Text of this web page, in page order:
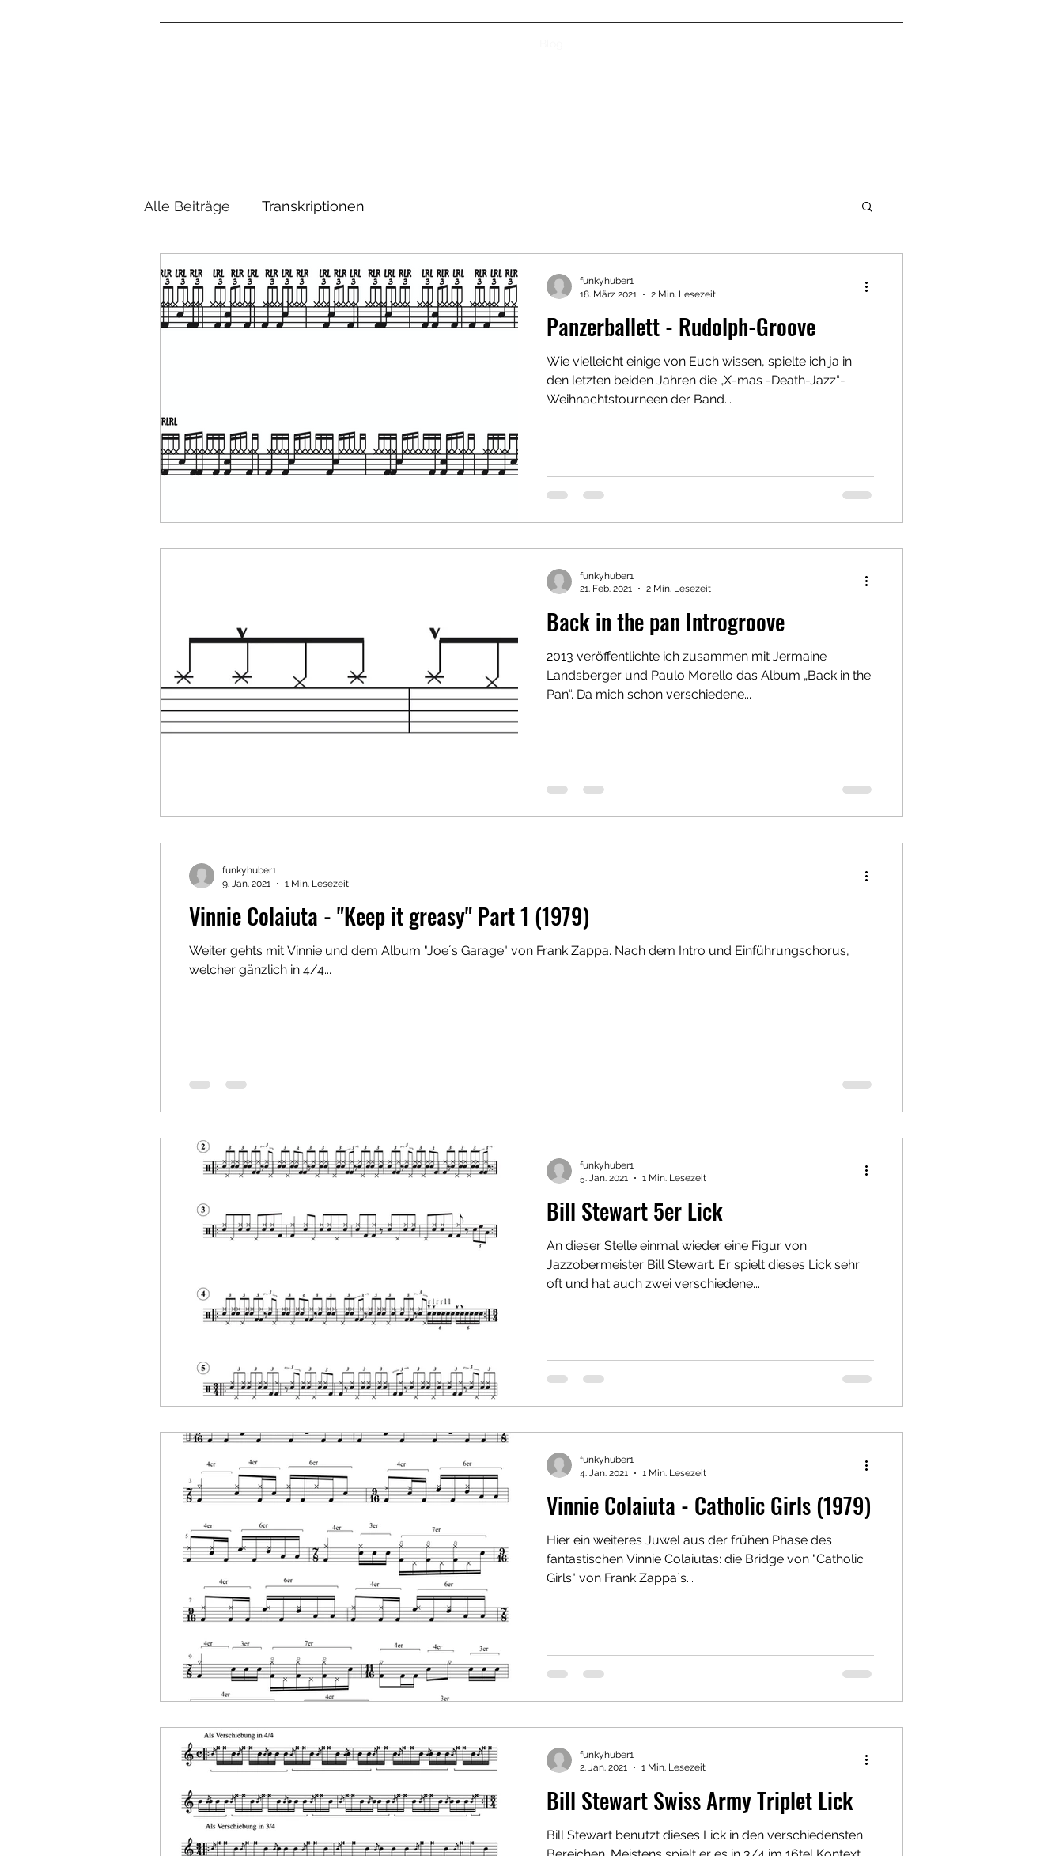
Alle Beiträge Transkriptionen
Panzerballett - Rudolph-Groove
Wie vielleicht einige von Euch wissen, spielte ich ja in
den letzten beiden Jahren die „X-mas -Death-Jazz“-
Weihnachtstourneen der Band...
funkyhuber1
18. März 2021
2 Min. Lesezeit
Back in the pan Introgroove
2013 veröffentlichte ich zusammen mit Jermaine
Landsberger und Paulo Morello das Album „Back in the
Pan“. Da mich schon verschiedene...
funkyhuber1
21. Feb. 2021
2 Min. Lesezeit
Vinnie Colaiuta - "Keep it greasy" Part 1 (1979)
Weiter gehts mit Vinnie und dem Album "Joe´s Garage" von Frank Zappa. Nach dem Intro und Einführungschorus,
welcher gänzlich in 4/4...
funkyhuber1
9. Jan. 2021
1 Min. Lesezeit
Bill Stewart 5er Lick
An dieser Stelle einmal wieder eine Figur von
Jazzobermeister Bill Stewart. Er spielt dieses Lick sehr
oft und hat auch zwei verschiedene...
funkyhuber1
5. Jan. 2021
1 Min. Lesezeit
Vinnie Colaiuta - Catholic Girls (1979)
Hier ein weiteres Juwel aus der frühen Phase des
fantastischen Vinnie Colaiutas: die Bridge von "Catholic
Girls" von Frank Zappa´s...
funkyhuber1
4. Jan. 2021
1 Min. Lesezeit
Bill Stewart Swiss Army Triplet Lick
Bill Stewart benutzt dieses Lick in den verschiedensten
funkyhuber1
2. Jan. 2021
1 Min. Lesezeit